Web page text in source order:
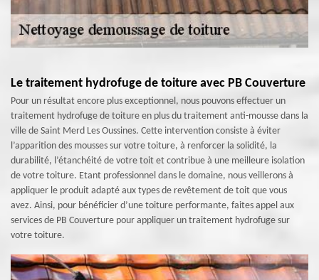
Le traitement hydrofuge de toiture avec PB Couverture
Pour un résultat encore plus exceptionnel, nous pouvons effectuer un
traitement hydrofuge de toiture en plus du traitement anti-mousse dans la
ville de Saint Merd Les Oussines. Cette intervention consiste à éviter
l’apparition des mousses sur votre toiture, à renforcer la solidité, la
durabilité, l’étanchéité de votre toit et contribue à une meilleure isolation
de votre toiture. Etant professionnel dans le domaine, nous veillerons à
appliquer le produit adapté aux types de revêtement de toit que vous
avez. Ainsi, pour bénéficier d’une toiture performante, faites appel aux
services de PB Couverture pour appliquer un traitement hydrofuge sur
votre toiture.